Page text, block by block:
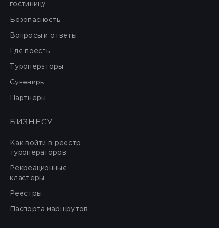
гостиницу
Безопасность
Вопросы и ответы
Где поесть
Туроператоры
Сувениры
Партнеры
БИЗНЕСУ
Как войти в реестр
туроператоров
Рекреационные
кластеры
Реестры
Паспорта маршрутов